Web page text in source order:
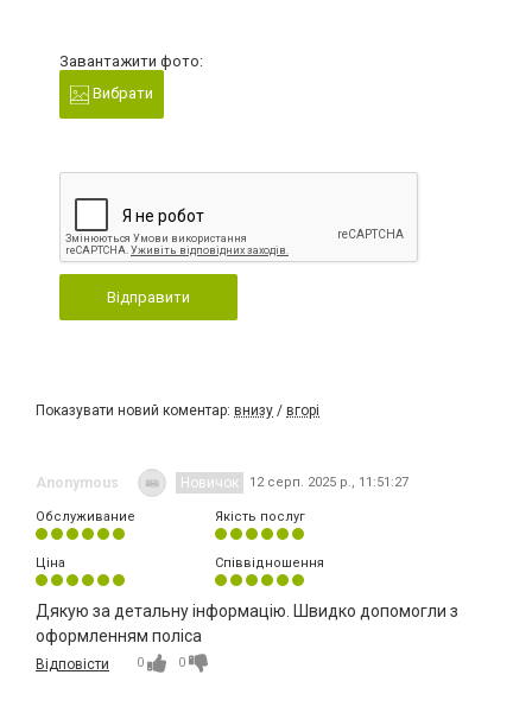
Завантажити фото:
Вибрати
Відправити
Показувати новий коментар: внизу / вгорі
Anonymous Новичок 12 серп. 2025 р., 11:51:27
Обслуживание Якість послуг
Ціна Співвідношення
Дякую за детальну інформацію. Швидко допомогли з
оформленням поліса
Відповісти 0 0